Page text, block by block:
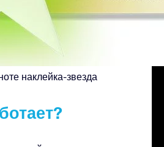
наклейка-звезда